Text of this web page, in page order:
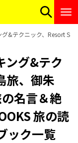
&テクニック、Resort
ング&テク
旅、御朱
名言＆絶
旅の読
ック一覧